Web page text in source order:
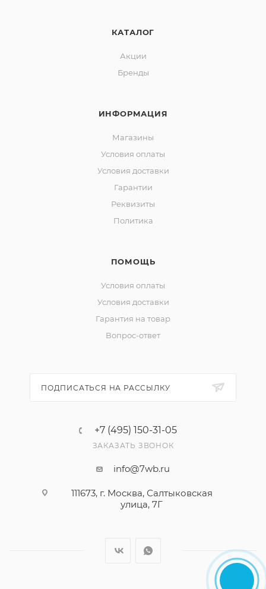
КАТАЛОГ
Акции
Бренды
ИНФОРМАЦИЯ
Магазины
Условия оплаты
Условия доставки
Гарантии
Реквизиты
Политика
ПОМОЩЬ
Условия оплаты
Условия доставки
Гарантия на товар
Вопрос-ответ
ПОДПИСАТЬСЯ НА РАССЫЛКУ
+7 (495) 150-31-05
ЗАКАЗАТЬ ЗВОНОК
info@7wb.ru
111673, г. Москва, Салтыковская
улица, 7Г